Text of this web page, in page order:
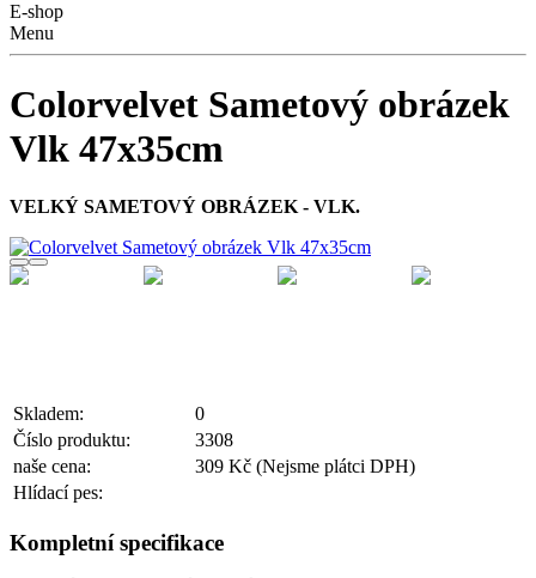
E-shop
Menu
Colorvelvet Sametový obrázek
Vlk 47x35cm
VELKÝ SAMETOVÝ OBRÁZEK - VLK.
Skladem:
0
Číslo produktu:
3308
naše cena:
309 Kč (Nejsme plátci DPH)
Hlídací pes:
Kompletní specifikace